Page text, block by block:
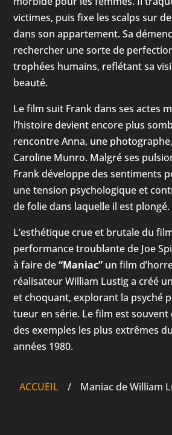
victimes, puis fixe les scalps sur
dans son appartement. Sa
rechercher une sorte de
trophées humains, reflétant sa
beauté.
Le film suit Frank dans ses actes
l’histoire devient encore plus
rencontre Anna, une
Caroline Munro. Malgré ses
Frank développe des sentiments
une tension psychologique et
de folie dans laquelle il est plongé.
L’esthétique crue et brutale du
performance troublante de Joe
à faire de“Maniac” un film
réalisateur William Lustig a créé
et choquant, explorant la psyché
tueur en série. Le film est souvent
des exemples les plus extrêmes
années 1980.
ACCUEIL / Maniac de William